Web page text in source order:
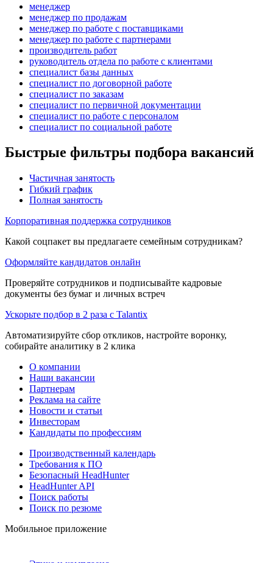
менеджер
менеджер по продажам
менеджер по работе с поставщиками
менеджер по работе с партнерами
производитель работ
руководитель отдела по работе с клиентами
специалист базы данных
специалист по договорной работе
специалист по заказам
специалист по первичной документации
специалист по работе с персоналом
специалист по социальной работе
Быстрые фильтры подбора вакансий
Частичная занятость
Гибкий график
Полная занятость
Корпоративная поддержка сотрудников
Какой соцпакет вы предлагаете семейным сотрудникам?
Оформляйте кандидатов онлайн
Проверяйте сотрудников и подписывайте кадровые
документы без бумаг и личных встреч
Ускорьте подбор в 2 раза с Talantix
Автоматизируйте сбор откликов, настройте воронку,
собирайте аналитику в 2 клика
О компании
Наши вакансии
Партнерам
Реклама на сайте
Новости и статьи
Инвесторам
Кандидаты по профессиям
Производственный календарь
Требования к ПО
Безопасный HeadHunter
HeadHunter API
Поиск работы
Поиск по резюме
Мобильное приложение